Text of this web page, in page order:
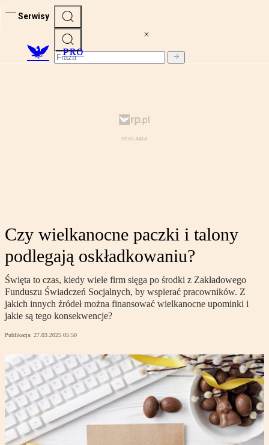
Serwisy
PRO
Czy wielkanocne paczki i talony
podlegają oskładkowaniu?
Święta to czas, kiedy wiele firm sięga po środki z Zakładowego
Funduszu Świadczeń Socjalnych, by wspierać pracowników. Z
jakich innych źródeł można finansować wielkanocne upominki i
jakie są tego konsekwencje?
Publikacja: 27.03.2025 05:50